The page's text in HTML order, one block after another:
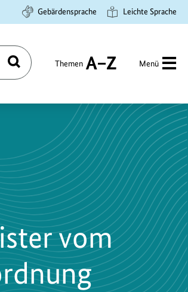
Gebärdensprache Leichte Sprache
Suchen Themen
A
Menü
vom